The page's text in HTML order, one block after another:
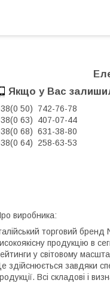
Якщо у Вас
50) 742-76-78
63) 407-07-44
68) 631-38-80
64) 258-63-53
виробника:
торговий
продукцію в
у світовому
здійснюється завдяки
Всі складові і